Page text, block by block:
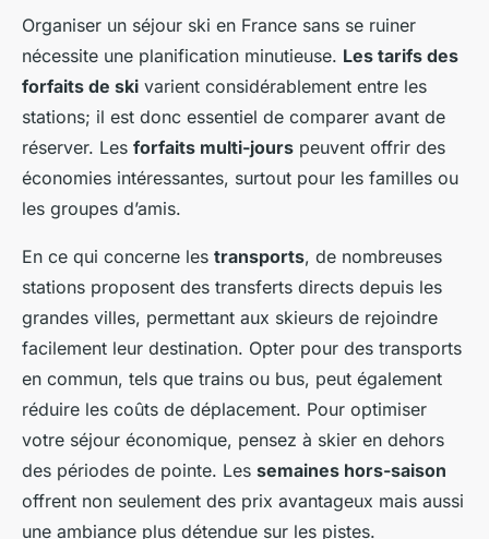
Organiser un séjour ski en France sans se ruiner
nécessite une planification minutieuse. Les tarifs des
forfaits de ski varient considérablement entre les
stations; il est donc essentiel de comparer avant de
réserver. Les forfaits multi-jours peuvent offrir des
économies intéressantes, surtout pour les familles ou
les groupes d’amis.
En ce qui concerne les transports, de nombreuses
stations proposent des transferts directs depuis les
grandes villes, permettant aux skieurs de rejoindre
facilement leur destination. Opter pour des transports
en commun, tels que trains ou bus, peut également
réduire les coûts de déplacement. Pour optimiser
votre séjour économique, pensez à skier en dehors
des périodes de pointe. Les semaines hors-saison
offrent non seulement des prix avantageux mais aussi
une ambiance plus détendue sur les pistes.